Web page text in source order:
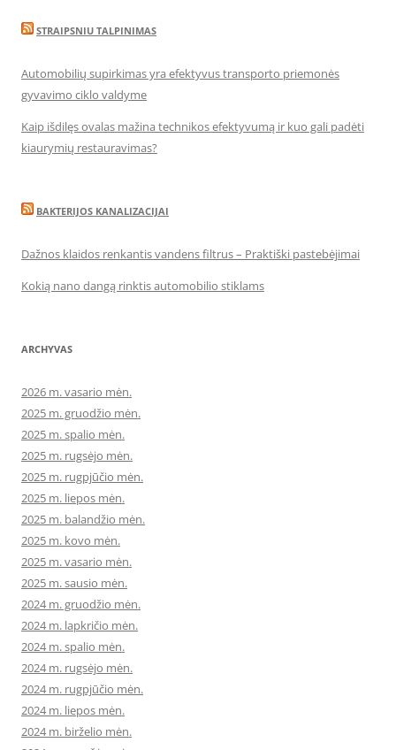
STRAIPSNIU TALPINIMAS
Automobilių supirkimas yra efektyvus transporto priemonės
gyvavimo ciklo valdyme
Kaip išdilęs ovalas mažina technikos efektyvumą ir kuo gali padėti
kiaurymių restauravimas?
BAKTERIJOS KANALIZACIJAI
Dažnos klaidos renkantis vandens filtrus – Praktiški pastebėjimai
Kokią nano dangą rinktis automobilio stiklams
ARCHYVAS
2026 m. vasario mėn.
2025 m. gruodžio mėn.
2025 m. spalio mėn.
2025 m. rugsėjo mėn.
2025 m. rugpjūčio mėn.
2025 m. liepos mėn.
2025 m. balandžio mėn.
2025 m. kovo mėn.
2025 m. vasario mėn.
2025 m. sausio mėn.
2024 m. gruodžio mėn.
2024 m. lapkričio mėn.
2024 m. spalio mėn.
2024 m. rugsėjo mėn.
2024 m. rugpjūčio mėn.
2024 m. liepos mėn.
2024 m. birželio mėn.